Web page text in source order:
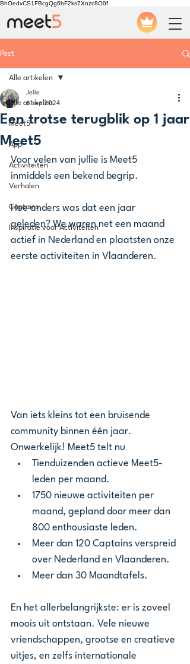
BhOedvCS1FBcgQg6hF2ks7Xnzc8O0f
Post
Alle artikelen
Meet5
App
Activiteiten
Verhalen
Captains
Inspiratie voor Activiteiten
Alle artikelen
Een trotse terugblik op 1 jaar
Meet5
Jelle
6 sep 2024
Voor velen van jullie is Meet5
inmiddels een bekend begrip.
Hoe anders was dat een jaar
geleden? We waren net een maand
actief in Nederland en plaatsten onze
eerste activiteiten in Vlaanderen.
Van iets kleins tot een bruisende
community binnen één jaar.
Onwerkelijk! Meet5 telt nu
Tienduizenden actieve Meet5-
leden per maand.
1750 nieuwe activiteiten per
maand, gepland door meer dan
800 enthousiaste leden.
Meer dan 120 Captains verspreid
over Nederland en Vlaanderen.
Meer dan 30 Maandtafels.
En het allerbelangrijkste: er is zoveel
moois uit ontstaan. Vele nieuwe
vriendschappen, grootse en creatieve
uitjes, en zelfs internationale